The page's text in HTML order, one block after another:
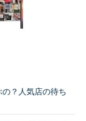
？人気店の待ち